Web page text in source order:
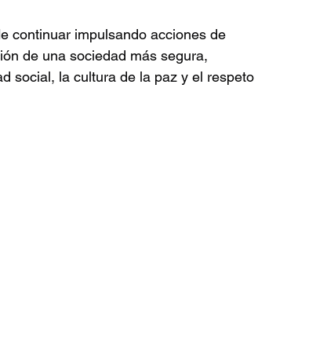
continuar impulsando acciones de
de una sociedad más segura,
social, la cultura de la paz y el respeto